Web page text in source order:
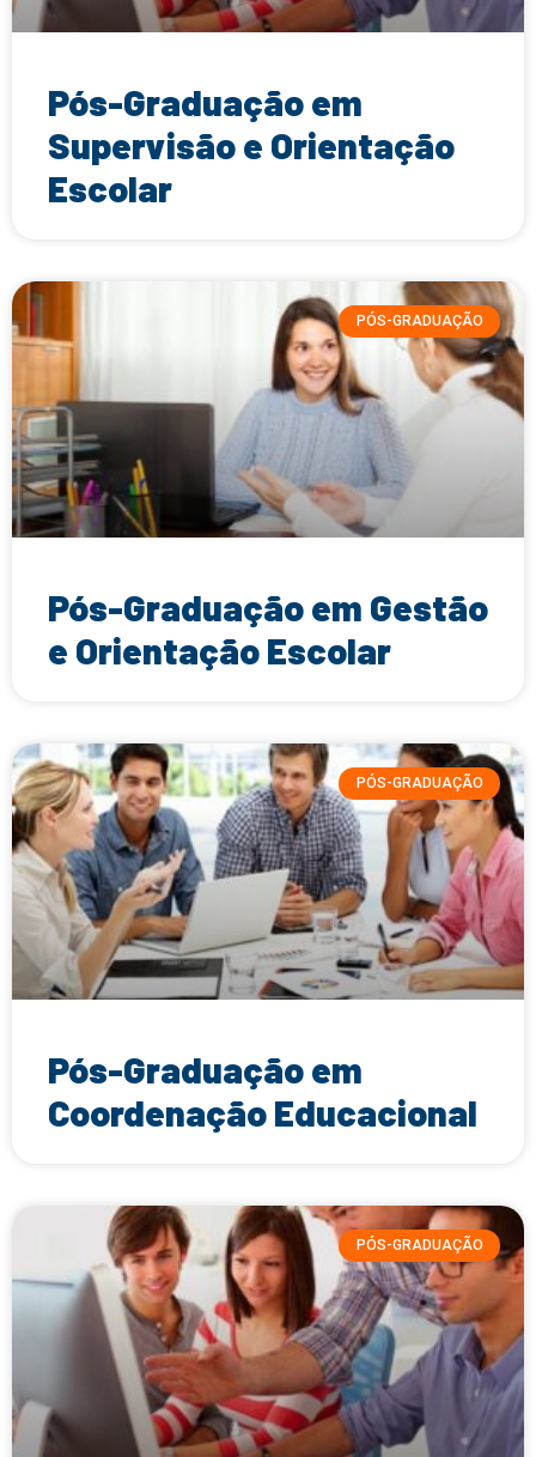
Pós-Graduação em
Supervisão e Orientação
Escolar
PÓS-GRADUAÇÃO
Pós-Graduação em Gestão
e Orientação Escolar
PÓS-GRADUAÇÃO
Pós-Graduação em
Coordenação Educacional
PÓS-GRADUAÇÃO